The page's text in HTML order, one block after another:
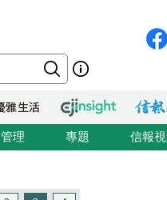
理 專題 信報